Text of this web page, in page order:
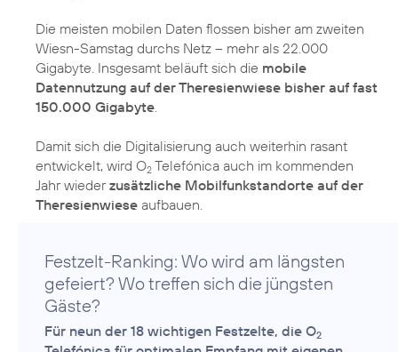
Die meisten mobilen Daten flossen bisher am zweiten
Wiesn-Samstag durchs Netz – mehr als 22.000
Gigabyte. Insgesamt beläuft sich die mobile
Datennutzung auf der Theresienwiese bisher auf fast
150.000 Gigabyte.
Damit sich die Digitalisierung auch weiterhin rasant
entwickelt, wird O2 Telefónica auch im kommenden
Jahr wiederzusätzliche Mobilfunkstandorte auf der
Theresienwiese aufbauen.
Festzelt-Ranking: Wo wird am längsten
gefeiert? Wo treffen sich die jüngsten
Gäste?
Für neun der 18 wichtigen Festzelte, die O2